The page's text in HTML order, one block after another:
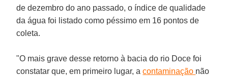
de dezembro do ano passado, o índice de qualidade
da água foi listado como péssimo em 16 pontos de
coleta.
"O mais grave desse retorno à bacia do rio Doce foi
constatar que, em primeiro lugar, acontaminação não